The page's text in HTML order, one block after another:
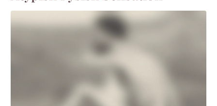
Lethed i lemmerne er en atypisk fysisk fornemmelse,